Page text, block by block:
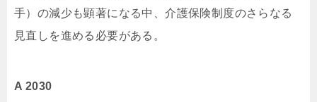
手）の減少も顕著になる中、介護保険制度のさらなる
見直しを進める必要がある。
A 2030